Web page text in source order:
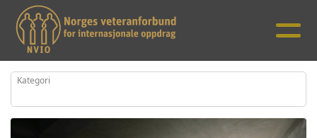
Kategori